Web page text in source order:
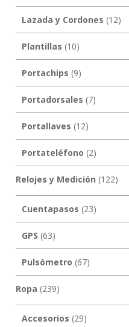
Lazada y Cordones (12)
Plantillas (10)
Portachips (9)
Portadorsales (7)
Portallaves (12)
Portateléfono (2)
Relojes y Medición (122)
Cuentapasos (23)
GPS (63)
Pulsómetro (67)
Ropa (239)
Accesorios (29)